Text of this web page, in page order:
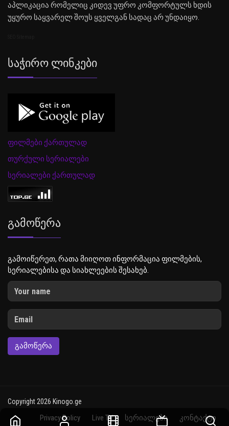
აპლიკაცია რომელიც კიდევ უფრო კომფორტულს ხდის
უყურო საყვარელ შოუს ყველგან სადაც არ უნდაიყო.
Საჭირო Ლინკები
ფილმები ქართულად
თურქული სერიალები
სერიალები ქართულად
Გამოწერა
გამოიწერეთ, რათა მიიღოთ ინფორმაცია ფილმების,
სერიალებისა და სიახლეების შესახებ.
ᲒᲐᲛᲝᲬᲔᲠᲐ
Copyright 2026 Kinogo.ge
Privacy Policy Live TV სერიალები კონტაქტი